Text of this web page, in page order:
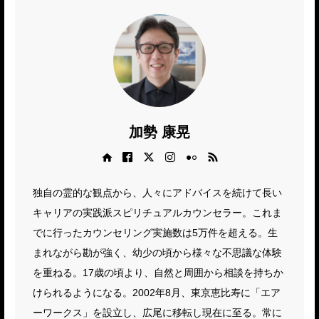
加勢 康晃
InstagramFlickr RSS
独自の霊的な観点から、人々にアドバイスを続けて長い
キャリアの実践派スピリチュアルカウンセラー。これま
でに行ったカウンセリング実施数は5万件を超える。生
まれながら勘が強く、幼少の頃から様々な不思議な体験
を重ねる。17歳の頃より、自然と周囲から相談を持ちか
けられるようになる。2002年8月、東京恵比寿に「エア
ーワークス」を設立し、広尾に移転し現在に至る。常に